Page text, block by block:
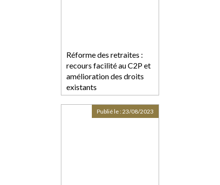
Réforme des retraites :
recours facilité au C2P et
amélioration des droits
existants
Publié le :23/08/2023